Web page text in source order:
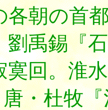
各朝の首
劉禹錫『
寞回。淮
・杜牧『